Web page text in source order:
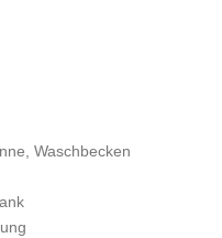
Waschbecken